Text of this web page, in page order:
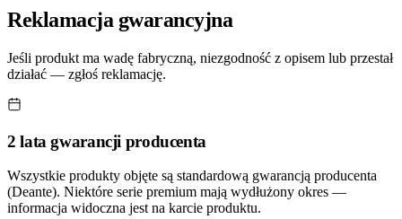
Reklamacja gwarancyjna
Jeśli produkt ma wadę fabryczną, niezgodność z opisem lub przestał
działać — zgłoś reklamację.
2 lata gwarancji producenta
Wszystkie produkty objęte są standardową gwarancją producenta
(Deante). Niektóre serie premium mają wydłużony okres —
informacja widoczna jest na karcie produktu.